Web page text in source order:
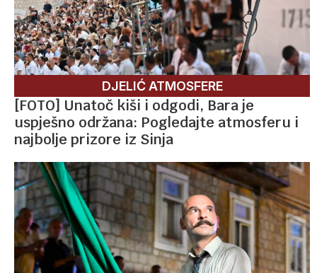
DJELIĆ ATMOSFERE
[FOTO] Unatoč kiši i odgodi, Bara je
uspješno održana: Pogledajte atmosferu i
najbolje prizore iz Sinja